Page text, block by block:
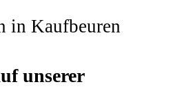
in Kaufbeuren
unserer